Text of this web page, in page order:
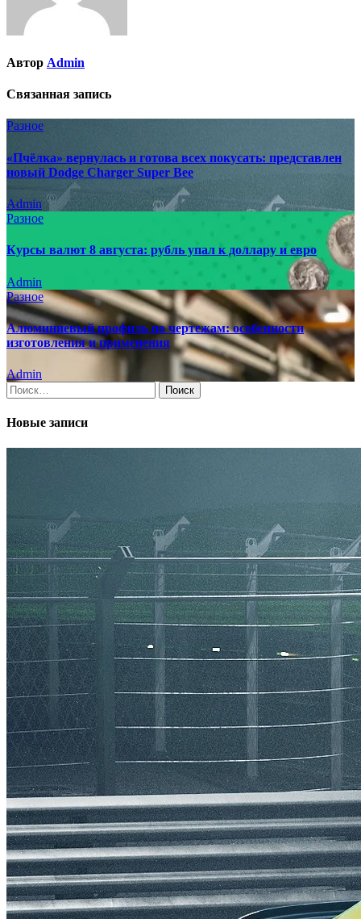
Автор Admin
Связанная запись
Разное
«Пчёлка» вернулась и готова всех покусать: представлен
новый Dodge Charger Super Bee
Admin
Разное
Курсы валют 8 августа: рубль упал к доллару и евро
Admin
Разное
Алюминиевый профиль по чертежам: особенности
изготовления и применения
Admin
Найти:
Новые записи